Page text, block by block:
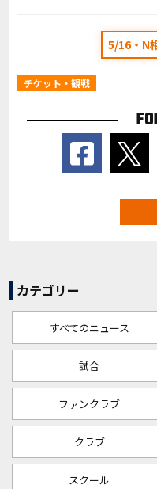
5/16・N
チケット・観戦
カテゴリー
すべてのニュース
試合
ファンクラブ
クラブ
スクール